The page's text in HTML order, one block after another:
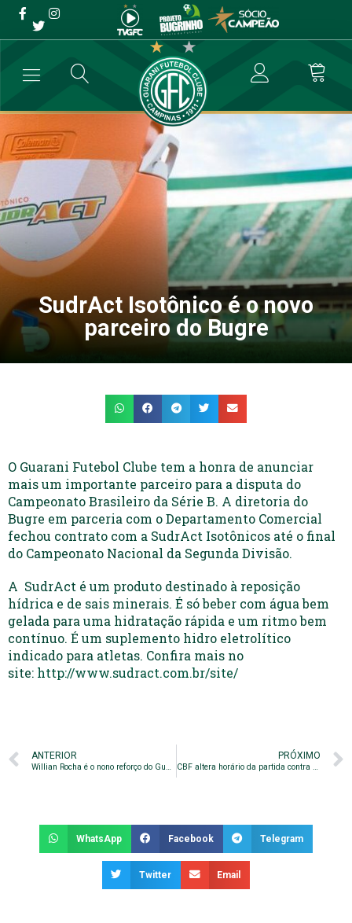
SudrAct Isotônico é o novo
parceiro do Bugre
→ Futebol Profissional SudrAct Isotônico é o novo parceiro do
SudrAct Isotônico é o novo
parceiro do Bugre
O Guarani Futebol Clube tem a honra de anunciar
mais um importante parceiro para a disputa do
Campeonato Brasileiro da Série B. A diretoria do
Bugre em parceria com o Departamento Comercial
fechou contrato com a SudrAct Isotônicos até o final
do Campeonato Nacional da Segunda Divisão.
A SudrAct é um produto destinado à reposição
hídrica e de sais minerais. É só beber com água bem
gelada para uma hidratação rápida e um ritmo bem
contínuo. É um suplemento hidro eletrolítico
indicado para atletas. Confira mais no
site: http://www.sudract.com.br/site/
ANTERIOR
Willian Rocha é o nono reforço do Guarani
PRÓXIMO
CBF altera horário da partida contra o Figueirense. Veja!
WhatsApp Facebook Telegram
Twitter Email